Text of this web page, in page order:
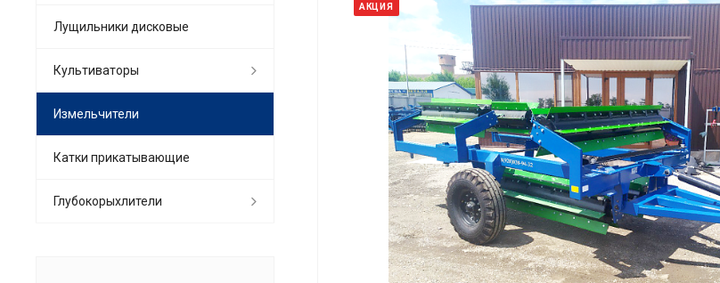
АКЦИЯ
Лущильники дисковые
Культиваторы
Измельчители
Катки прикатывающие
Глубокорыхлители